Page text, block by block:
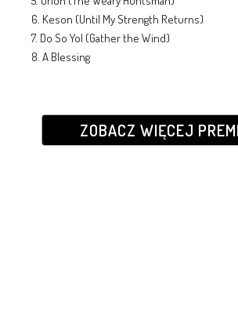
6. Keson (Until My Strength Returns)
7. Do So Yol (Gather the Wind)
8. A Blessing
ZOBACZ WIĘCEJ